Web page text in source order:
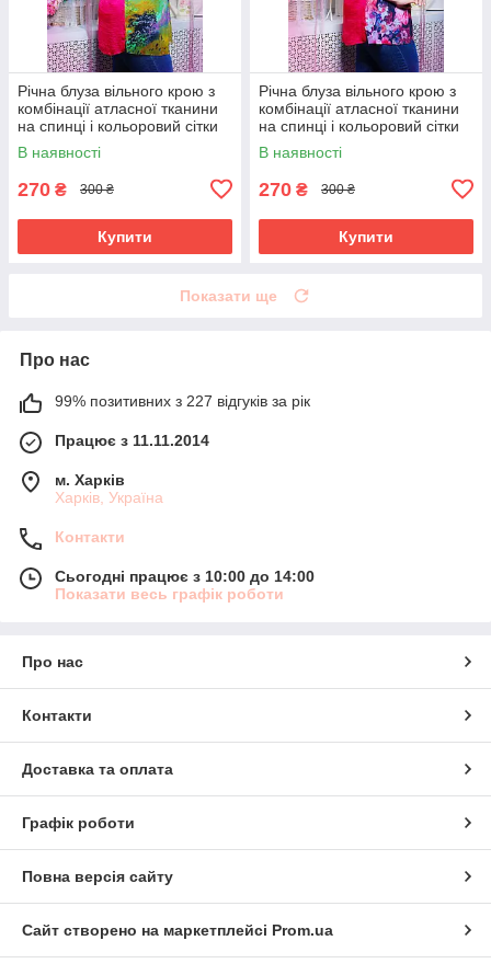
Річна блуза вільного крою з
комбінації атласної тканини
на спинці і кольоровий сітки
великого розміру 52-62
В наявності
270 ₴ 300 ₴
Купити
Річна блуза вільного крою з
комбінації атласної тканини
на спинці і кольоровий сітки
великого розміру 52-62
В наявності
270 ₴ 300 ₴
Купити
Показати ще
Про нас
99% позитивних з 227 відгуків за рік
Працює з 11.11.2014
м. Харків
Харків, Україна
Контакти
Сьогодні працює з 10:00 до 14:00
Показати весь графік роботи
Про нас
Контакти
Доставка та оплата
Графік роботи
Повна версія сайту
Сайт створено на маркетплейсі Prom.ua